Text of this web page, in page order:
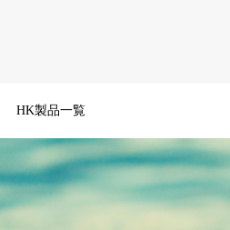
HK製品一覧